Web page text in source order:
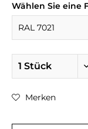
Wählen Sie eine
Merken